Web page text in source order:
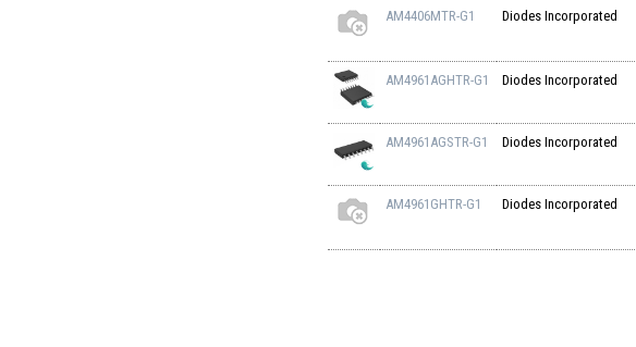
AM4406MTR-G1 Diodes Incorporated
AM4961AGHTR-G1 Diodes Incorporated
AM4961AGSTR-G1 Diodes Incorporated
AM4961GHTR-G1 Diodes Incorporated